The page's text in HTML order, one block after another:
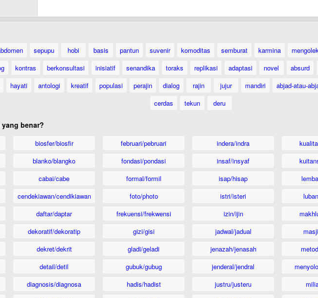
sepupu hobi basis pantun suvenir komoditas semburat karmina
kontras berkonsultasi inisiatif senandika toraks replikasi adaptasi novel absurd
hayati antologi kreatif populasi perajin dialog rajin jujur mandiri abjad-atau-
cerdas
tekun deru
benar?
biosfer/biosfir
blanko/blangko
cabai/cabe
cendekiawan/cendikiawan
daftar/daptar
dekoratif/dekoratip
dekret/dekrit
detail/detil
diagnosis/diagnosa
februari/pebruari
fondasi/pondasi
formal/formil
foto/photo
frekuensi/frekwensi
gizi/gisi
gladi/geladi
gubuk/gubug
hadis/hadist
indera/indra
insaf/insyaf
isap/hisap
istri/isteri
izin/ijin
jadwal/jadual
jenazah/jenasah
jenderal/jendral
justru/justeru